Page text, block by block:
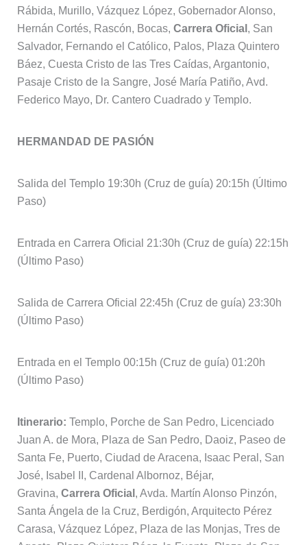
Rábida, Murillo, Vázquez López, Gobernador Alonso,
Hernán Cortés, Rascón, Bocas, Carrera Oficial , San
Salvador, Fernando el Católico, Palos, Plaza Quintero
Báez, Cuesta Cristo de las Tres Caídas, Argantonio,
Pasaje Cristo de la Sangre, José María Patiño, Avd.
Federico Mayo, Dr. Cantero Cuadrado y Templo.
HERMANDAD DE PASIÓN
Salida del Templo 19:30h (Cruz de guía) 20:15h (Último
Paso)
Entrada en Carrera Oficial 21:30h (Cruz de guía) 22:15h
(Último Paso)
Salida de Carrera Oficial 22:45h (Cruz de guía) 23:30h
(Último Paso)
Entrada en el Templo 00:15h (Cruz de guía) 01:20h
(Último Paso)
Itinerario: Templo, Porche de San Pedro, Licenciado
Juan A. de Mora, Plaza de San Pedro, Daoiz, Paseo de
Santa Fe, Puerto, Ciudad de Aracena, Isaac Peral, San
José, Isabel II, Cardenal Albornoz, Béjar,
Gravina, Carrera Oficial , Avda. Martín Alonso Pinzón,
Santa Ángela de la Cruz, Berdigón, Arquitecto Pérez
Carasa, Vázquez López, Plaza de las Monjas, Tres de